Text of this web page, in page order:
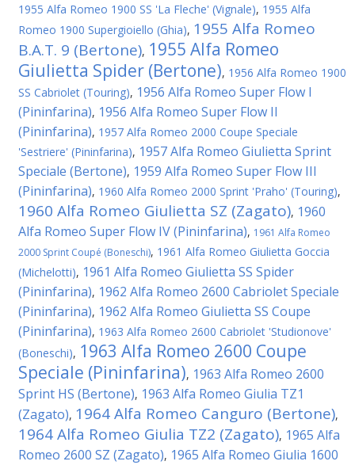
1955 Alfa Romeo 1900 SS 'La Fleche' (Vignale), 1955 Alfa
Romeo 1900 Supergioiello (Ghia), 1955 Alfa Romeo
B.A.T. 9 (Bertone), 1955 Alfa Romeo
Giulietta Spider (Bertone), 1956 Alfa Romeo 1900
SS Cabriolet (Touring), 1956 Alfa Romeo Super Flow I
(Pininfarina), 1956 Alfa Romeo Super Flow II
(Pininfarina), 1957 Alfa Romeo 2000 Coupe Speciale
'Sestriere' (Pininfarina), 1957 Alfa Romeo Giulietta Sprint
Speciale (Bertone), 1959 Alfa Romeo Super Flow III
(Pininfarina), 1960 Alfa Romeo 2000 Sprint 'Praho' (Touring),
1960 Alfa Romeo Giulietta SZ (Zagato), 1960
Alfa Romeo Super Flow IV (Pininfarina), 1961 Alfa Romeo
2000 Sprint Coupé (Boneschi), 1961 Alfa Romeo Giulietta Goccia
(Michelotti), 1961 Alfa Romeo Giulietta SS Spider
(Pininfarina), 1962 Alfa Romeo 2600 Cabriolet Speciale
(Pininfarina), 1962 Alfa Romeo Giulietta SS Coupe
(Pininfarina), 1963 Alfa Romeo 2600 Cabriolet 'Studionove'
(Boneschi), 1963 Alfa Romeo 2600 Coupe
Speciale (Pininfarina), 1963 Alfa Romeo 2600
Sprint HS (Bertone), 1963 Alfa Romeo Giulia TZ1
(Zagato), 1964 Alfa Romeo Canguro (Bertone),
1964 Alfa Romeo Giulia TZ2 (Zagato), 1965 Alfa
Romeo 2600 SZ (Zagato), 1965 Alfa Romeo Giulia 1600